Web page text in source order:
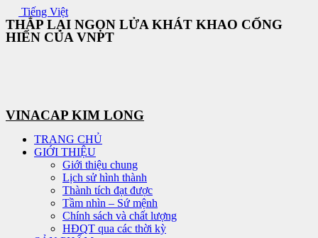
Skip
to
content
Tiếng Việt
THẮP LẠI NGỌN LỬA KHÁT KHAO CỐNG
HIẾN CỦA VNPT
VINACAP KIM LONG
TRANG CHỦ
GIỚI THIỆU
Giới thiệu chung
Lịch sử hình thành
Thành tích đạt được
Tầm nhìn – Sứ mệnh
Chính sách và chất lượng
HĐQT qua các thời kỳ